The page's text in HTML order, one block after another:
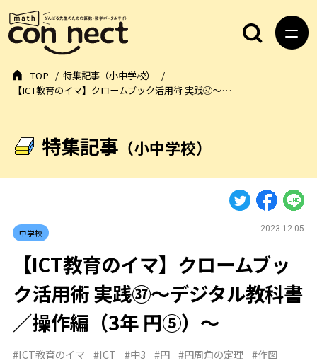
特集記事（小中学校）
TOP
特集記事（小中学校）
【ICT教育のイマ】クロームブック活用術 実践㊲～…
中学校 2023.12.05
【ICT教育のイマ】クロームブッ
ク活用術 実践㊲～デジタル教科書
／操作編（3年 円⑤）～
#ICT教育のイマ #ICT #中3 #円 #円周角の定理 #作図